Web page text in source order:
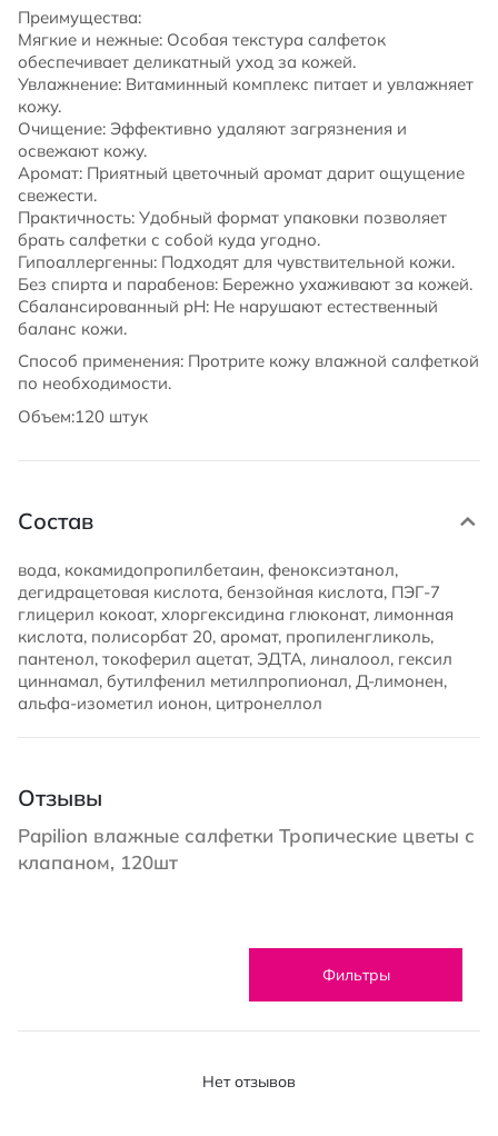
Преимущества:
Мягкие и нежные: Особая текстура салфеток
обеспечивает деликатный уход за кожей.
Увлажнение: Витаминный комплекс питает и увлажняет
кожу.
Очищение: Эффективно удаляют загрязнения и
освежают кожу.
Аромат: Приятный цветочный аромат дарит ощущение
свежести.
Практичность: Удобный формат упаковки позволяет
брать салфетки с собой куда угодно.
Гипоаллергенны: Подходят для чувствительной кожи.
Без спирта и парабенов: Бережно ухаживают за кожей.
Сбалансированный pH: Не нарушают естественный
баланс кожи.
Способ применения: Протрите кожу влажной салфеткой
по необходимости.
Объем:120 штук
Состав
вода, кокамидопропилбетаин, феноксиэтанол,
дегидрацетовая кислота, бензойная кислота, ПЭГ-7
глицерил кокоат, хлоргексидина глюконат, лимонная
кислота, полисорбат 20, аромат, пропиленгликоль,
пантенол, токоферил ацетат, ЭДТА, линалоол, гексил
циннамал, бутилфенил метилпропионал, Д-лимонен,
альфа-изометил ионон, цитронеллол
Отзывы
Papilion влажные салфетки Тропические цветы с
клапаном, 120шт
Фильтры
Нет отзывов